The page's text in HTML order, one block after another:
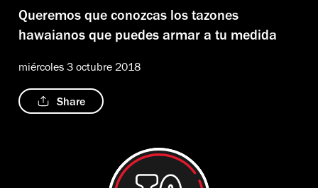
Queremos que conozcas los tazones
hawaianos que puedes armar a tu medida
miércoles 3 octubre 2018
Share